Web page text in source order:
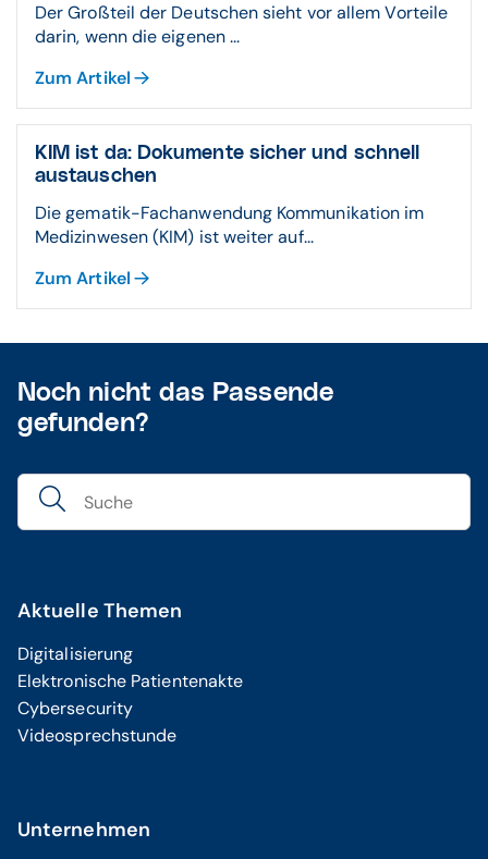
Der Großteil der Deutschen sieht vor allem Vorteile
darin, wenn die eigenen ...
Zum Artikel
KIM ist da: Dokumente sicher und schnell
austauschen
Die gematik-Fachanwendung Kommunikation im
Medizinwesen (KIM) ist weiter auf...
Zum Artikel
Noch nicht das Passende
gefunden?
Aktuelle Themen
Digitalisierung
Elektronische Patientenakte
Cybersecurity
Videosprechstunde
Unternehmen